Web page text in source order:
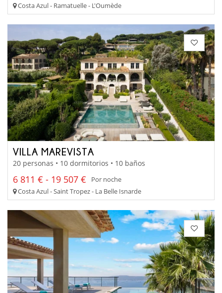
Costa Azul - Ramatuelle - L'Oumède
VILLA MAREVISTA
20 personas • 10 dormitorios • 10 baños
6 811 € - 19 507 €
Por noche
Costa Azul - Saint Tropez - La Belle Isnarde